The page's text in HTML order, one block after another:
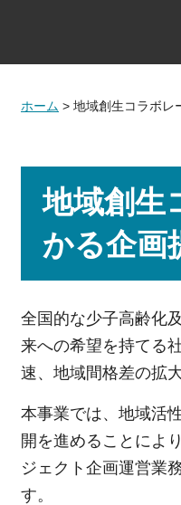
ホーム > 地域創生コラボレ
地域創生
かる企画
全国的な少子高齢化
来への希望を持てる
速、地域間格差の拡
本事業では、地域活
開を進めることによ
ジェクト企画運営業
す。